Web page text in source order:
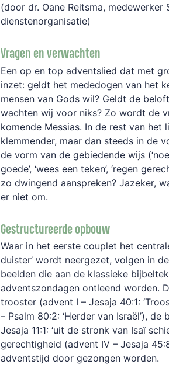
(door dr. Oane Reitsma,
dienstenorganisatie)
Vragen en verwachten
Een op en top adventslied dat met
inzet: geldt het mededogen van het
mensen van Gods wil? Geldt de
wachten wij voor niks? Zo wordt de
komende Messias. In de rest van
klemmender, maar dan steeds in de
de vorm van de gebiedende wijs
goede’, ‘wees een teken’, ‘regen
zo dwingend aanspreken? Jazeker,
er niet om.
Gestructureerde opbouw
Waar in het eerste couplet het
duister’ wordt neergezet, volgen in
beelden die aan de klassieke
adventszondagen ontleend worden.
trooster (advent I – Jesaja 40:1:
– Psalm 80:2: ‘Herder van Israël’),
Jesaja 11:1: ‘uit de stronk van Isaï
gerechtigheid (advent IV – Jesaja
adventstijd door gezongen worden.